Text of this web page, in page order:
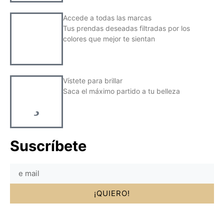
Accede a todas las marcas
Tus prendas deseadas filtradas por los
colores que mejor te sientan
Vístete para brillar
Saca el máximo partido a tu belleza
Suscríbete
¡QUIERO!